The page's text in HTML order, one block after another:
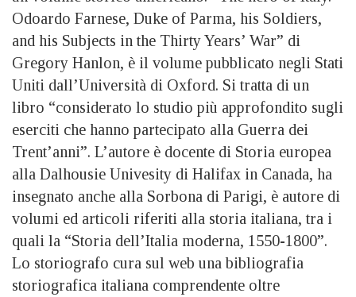
Odoardo Farnese, Duke of Parma, his Soldiers,
and his Subjects in the Thirty Years’ War” di
Gregory Hanlon, è il volume pubblicato negli Stati
Uniti dall’Università di Oxford. Si tratta di un
libro “considerato lo studio più approfondito sugli
eserciti che hanno partecipato alla Guerra dei
Trent’anni”. L’autore è docente di Storia europea
alla Dalhousie Univesity di Halifax in Canada, ha
insegnato anche alla Sorbona di Parigi, è autore di
volumi ed articoli riferiti alla storia italiana, tra i
quali la “Storia dell’Italia moderna, 1550-1800”.
Lo storiografo cura sul web una bibliografia
storiografica italiana comprendente oltre